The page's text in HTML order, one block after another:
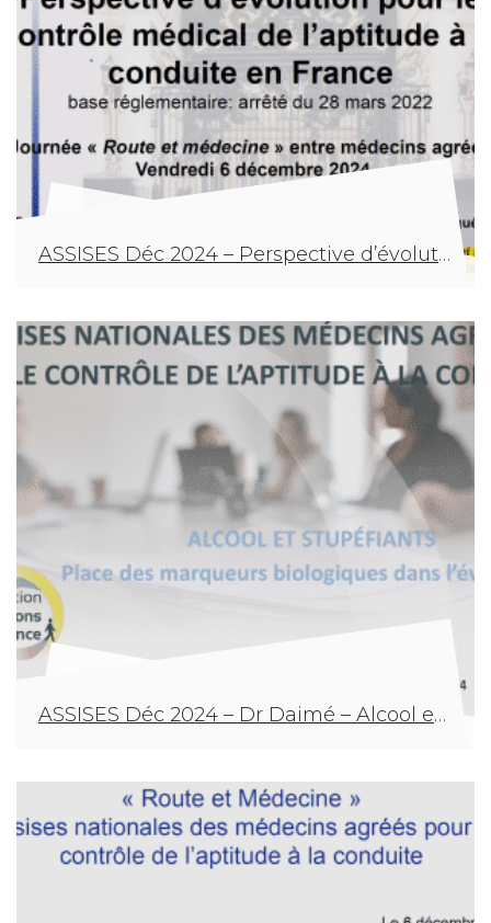
ASSISES Déc 2024 – Perspective d’évolution pour le contrôle médical de l’aptitude à la conduite
ASSISES Déc 2024 – Dr Daimé – Alcool et stupéfiants – Place des marqueurs biologiques dans l’évaluation